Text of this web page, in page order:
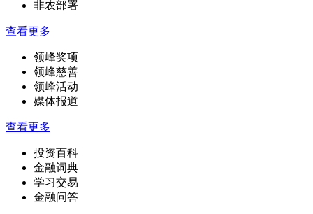
非农部署
查看更多
领峰奖项|
领峰慈善|
领峰活动|
媒体报道
查看更多
投资百科|
金融词典|
学习交易|
金融问答